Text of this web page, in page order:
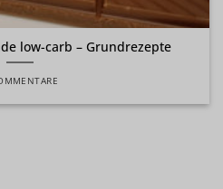
low-carb – Grundrezepte